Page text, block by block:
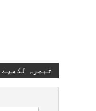
تبصرہ لکھیے